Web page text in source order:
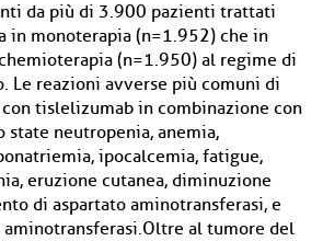
da più di 3.900 pazienti trattati
in monoterapia (n=1.952) che in
(n=1.950) al regime di
Le reazioni avverse più comuni di
tislelizumab in combinazione con
state neutropenia, anemia,
ipocalcemia, fatigue,
eruzione cutanea, diminuzione
di aspartato aminotransferasi, e
al tumore del